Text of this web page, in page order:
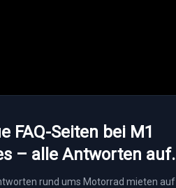
FAQ-Seiten bei M1
– alle Antworten auf
Blickrund ums Motorrad mieten auf